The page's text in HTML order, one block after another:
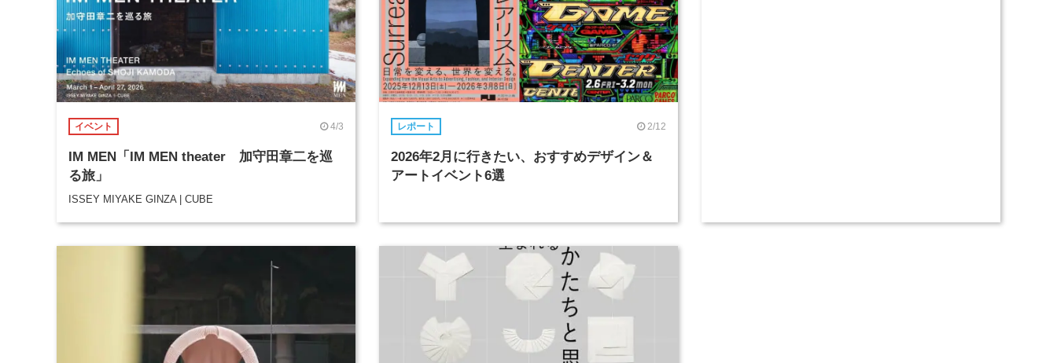
イベント 4/3
IM MEN「IM MEN theater 加守田章二を巡
る旅」
ISSEY MIYAKE GINZA | CUBE
レポート 2/12
2026年2月に行きたい、おすすめデザイン＆
アートイベント6選